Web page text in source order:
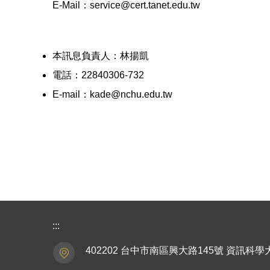
E-Mail：service@cert.tanet.edu.tw
本訊息負責人：林揚凱
電話：22840306-732
E-mail：kade@nchu.edu.tw
:::
402202 台中市南區興大路145號 資訊科學